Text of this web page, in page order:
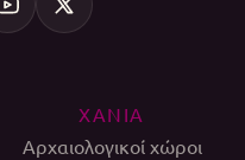
ΧΑΝΙΑ
Αρχαιολογικοί χώροι